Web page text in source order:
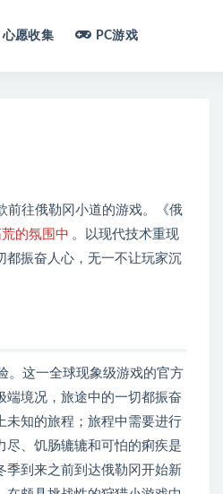
心愿收集 PC游戏
前往俄勒冈小道的游戏。《俄
的氛围中 。以现代技术重现
都振奋人心，无一不让玩家沉
。这一全球现象级游戏的官方
端境况，旅途中的一切都振奋
未知的旅程；旅程中需要进行
尽、饥肠辘辘和可怕的痢疾是
季到来之前到达俄勒冈开始新